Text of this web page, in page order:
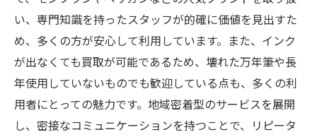
い、専門知識を持ったスタッフが的確に価値を見出すた
め、多くの方が安心して利用しています。また、インク
が出なくても買取が可能であるため、壊れた万年筆や長
年使用していないものでも歓迎している点も、多くの利
用者にとっての魅力です。地域密着型のサービスを展開
し、密接なコミュニケーションを持つことで、リピータ